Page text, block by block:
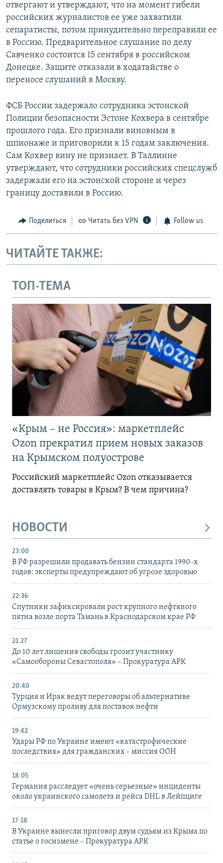
отвергают и утверждают, что на момент гибели
российских журналистов ее уже захватили
сепаратисты, потом принудительно переправили ее
в Россию. Предварительное слушание по делу
Савченко состоится 15 сентября в российском
Донецке. Защите отказали в ходатайстве о
переносе слушаний в Москву.
ФСБ России задержало сотрудника эстонской
Полиции безопасности Эстоне Кохвера в сентябре
прошлого года. Его признали виновным в
шпионаже и приговорили к 15 годам заключения.
Сам Кохвер вину не признает. В Таллинне
утверждают, что сотрудники российских спецслужб
задержали его на эстонской стороне и через
границу доставили в Россию.
Поделиться Читать без VPN Follow us
ЧИТАЙТЕ ТАКЖЕ:
ТОП-ТЕМА
«Крым – не Россия»: маркетплейс
Ozon прекратил прием новых заказов
на Крымском полуострове
Российский маркетплейс Ozon отказывается
доставлять товары в Крым? В чем причина?
НОВОСТИ
23:00
В РФ разрешили продавать бензин стандарта 1990-х
годов: эксперты предупреждают об угрозе здоровью
22:36
Спутники зафиксировали рост крупного нефтяного
пятна возле порта Тамань в Краснодарском крае РФ
21:27
До 10 лет лишения свободы грозит участнику
«Самообороны Севастополя» – Прокуратура АРК
20:40
Турция и Ирак ведут переговоры об альтернативе
Ормузскому проливу для поставок нефти
19:42
Удары РФ по Украине имеют «катастрофические
последствия» для гражданских – миссия ООН
18:05
Германия расследует «очень серьезные» инциденты
около украинского самолета и рейса DHL в Лейпциге
17:18
В Украине вынесли приговор двум судьям из Крыма по
статье о госизмене – Прокуратура АРК